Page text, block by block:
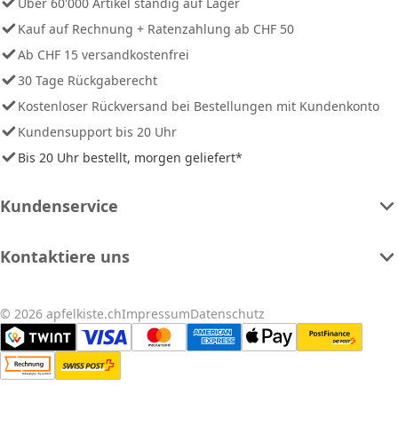
Kauf auf Rechnung + Ratenzahlung ab CHF 50
Ab CHF 15 versandkostenfrei
30 Tage Rückgaberecht
Kostenloser Rückversand bei Bestellungen mit Kundenkonto
Kundensupport bis 20 Uhr
Bis 20 Uhr bestellt, morgen geliefert*
Kundenservice
Kontaktiere uns
© 2026 apfelkiste.chImpressumDatenschutz